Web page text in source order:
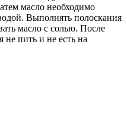
масло необходимо
Выполнять полоскания
масло с солью. После
не пить и не есть на